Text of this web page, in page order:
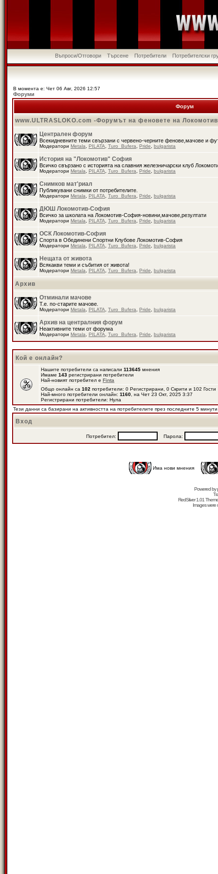
Въпроси/Отговори Търсене Потребители Потребителски
В момента е: Чет 06 Авг, 2026 12:57
Форуми
Форум
www.ULTRASLOKO.com -Форумът на феновете на
Централен форум
Всекидневните теми свързани с червено-черните фенове,мачове и
Модератори Metala PILATA Turo_Bufera Pride bulgarista
История на "Локомотив" София
Всичко свързано с историята на славния железничарски клуб
Модератори Metala PILATA Turo_Bufera Pride bulgarista
Снимков мат'риал
Публикувани снимки от потребителите.
Модератори Metala PILATA Turo_Bufera Pride bulgarista
ДЮШ Локомотив-София
Всичко за школата на Локомотив-София-новини,мачове,резултати
Модератори Metala PILATA Turo_Bufera Pride bulgarista
ОСК Локомотив-София
Спорта в Обединени Спортни Клубове Локомотив-София
Модератори Metala PILATA Turo_Bufera Pride bulgarista
Нещата от живота
Всякакви теми и събития от живота!
Модератори Metala PILATA Turo_Bufera Pride bulgarista
Архив
Отминали мачове
Т.е. по-старите мачове.
Модератори Metala PILATA Turo_Bufera Pride bulgarista
Архив на централния форум
Неактивните теми от форума
Модератори Metala PILATA Turo_Bufera Pride bulgarista
Кой е онлайн?
Нашите потребители са написали 113645 мнения
Имаме 143 регистрирани потребители
Най-новият потребител е Finta
Общо онлайн са 102 потребители: 0 Регистрирани, 0 Скрити и 102
Най-много потребители онлайн: 1160 , на Чет 23 Окт, 2025 3:37
Регистрирани потребители: Нула
Тези данни са базирани на активността на потребителите през последните 5 минути
Вход
Потребител: Парола:
Има нови мнения
Powered by
RedSilver 1.01
Images were